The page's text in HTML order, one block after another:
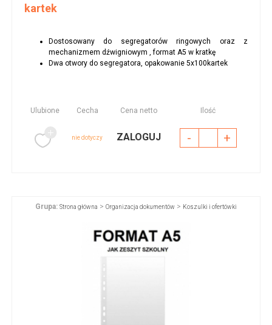
kartek
Dostosowany do segregatorów ringowych oraz z
mechanizmem dźwigniowym , format A5 w kratkę
Dwa otwory do segregatora, opakowanie 5x100kartek
Ulubione Cecha Cena netto Ilość
nie dotyczy ZALOGUJ - +
Grupa: Strona główna > Organizacja dokumentów > Koszulki i ofertówki